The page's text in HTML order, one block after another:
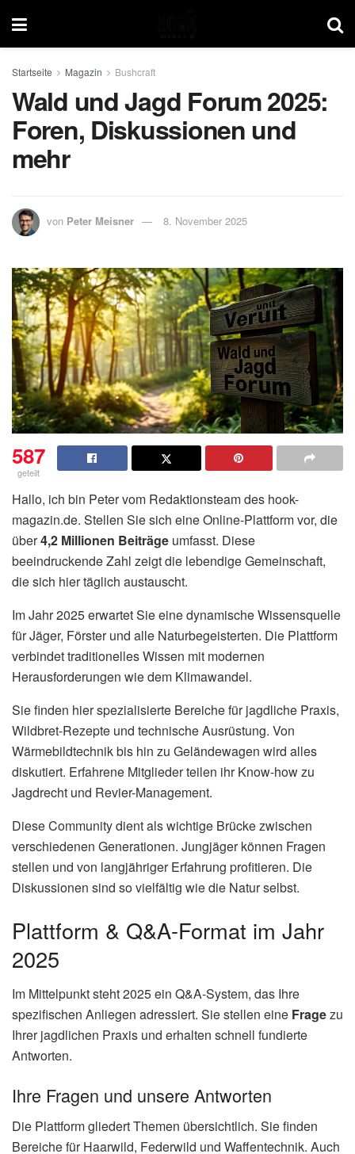
Startseite Magazin Bushcraft
Wald und Jagd Forum 2025:
Foren, Diskussionen und
mehr
von Peter Meisner 8. November 2025
587
geteilt
Hallo, ich bin Peter vom Redaktionsteam des hook-
magazin.de. Stellen Sie sich eine Online-Plattform vor, die
über4,2 Millionen Beiträge umfasst. Diese
beeindruckende Zahl zeigt die lebendige Gemeinschaft,
die sich hier täglich austauscht.
Im Jahr 2025 erwartet Sie eine dynamische Wissensquelle
für Jäger, Förster und alle Naturbegeisterten. Die Plattform
verbindet traditionelles Wissen mit modernen
Herausforderungen wie dem Klimawandel.
Sie finden hier spezialisierte Bereiche für jagdliche Praxis,
Wildbret-Rezepte und technische Ausrüstung. Von
Wärmebildtechnik bis hin zu Geländewagen wird alles
diskutiert. Erfahrene Mitglieder teilen ihr Know-how zu
Jagdrecht und Revier-Management.
Diese Community dient als wichtige Brücke zwischen
verschiedenen Generationen. Jungjäger können Fragen
stellen und von langjähriger Erfahrung profitieren. Die
Diskussionen sind so vielfältig wie die Natur selbst.
Plattform & Q&A-Format im Jahr
2025
Im Mittelpunkt steht 2025 ein Q&A-System, das Ihre
spezifischen Anliegen adressiert. Sie stellen eine Fragezu
Ihrer jagdlichen Praxis und erhalten schnell fundierte
Antworten.
Ihre Fragen und unsere Antworten
Die Plattform gliedert Themen übersichtlich. Sie finden
Bereiche für Haarwild, Federwild und Waffentechnik. Auch